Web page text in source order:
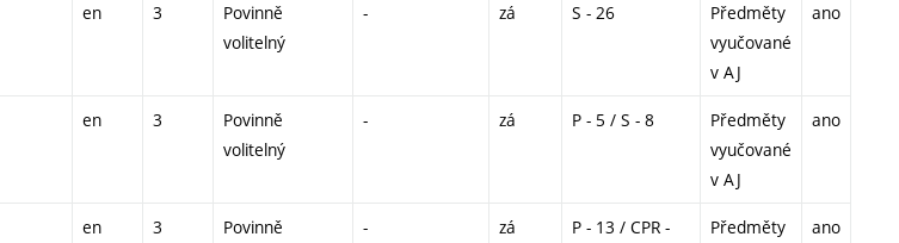
en 3
Povinně
volitelný
- zá S - 26
Předměty
vyučované
v AJ
ano
en 3
Povinně
volitelný
- zá P - 5 / S - 8
Předměty
vyučované
v AJ
ano
en 3
Povinně
- zá
P - 13 / CPR -
Předměty
ano